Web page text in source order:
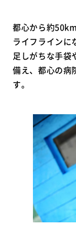
都心から約
ライフラインに
足しがちな手袋
備え、都心の病
す。